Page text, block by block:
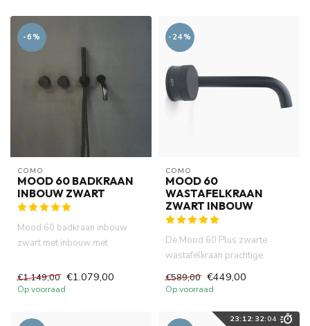
-6%
COMO
MOOD 60 BADKRAAN
INBOUW ZWART
Mood 60 badkraan inbouw
zwart met inbouw met
Incl. ...
€1.149,00 €1.079,00
Op voorraad
-24%
COMO
MOOD 60
WASTAFELKRAAN
ZWART INBOUW
De Mood 60 Plus zwarte
wastafelkraan prachtige
...
€589,00 €449,00
Op voorraad
23: 12: 32:03